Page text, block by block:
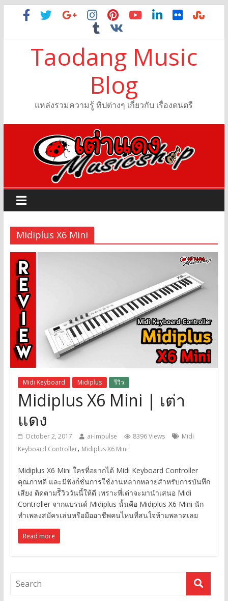
Taodang Music
Blog
แหล่งรวมความรู้ ทิปต่างๆ เกี่ยวกับ เรื่องดนตรี
Midiplus X6 Mini
Midi Keyboard Midiplus รีวิว
Midiplus X6 Mini | เต่า
แดง
October 2, 2017 ai-impulse 8396 Views
Midi
Keyboard Controller, Midiplus X6 Mini
Midiplus X6 Mini ใครที่อยากได้ Midi Keyboard Controller
คุณภาพดี และมีฟังก์ชั่นการใช้งานหลากหลายสำหรับการบันทึก
เสียง ติดตามรีิวิววันนี้ให้ดี เพราะพี่เต่าจะมานำเสนอ Midi
Controller จากแบรนด์ Midiplus นั้นคือ Midiplus X6 Mini นัก
ทำเพลงสมัครเล่นหรือมืออาชีพคนไหนที่สนใจห้ามพลาดเลย
Read more